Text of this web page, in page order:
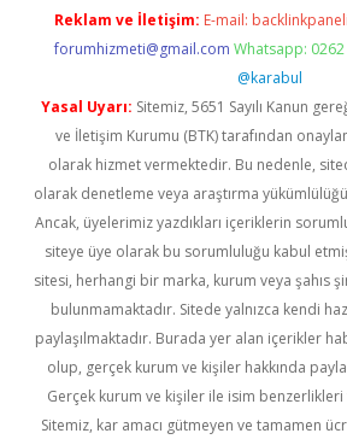
Reklam ve İletişim: E-mail:
forumhizmeti@gmail.com Whatsapp:
@karabul
Yasal Uyarı: Sitemiz, 5651 Sayılı Kanun
ve İletişim Kurumu (BTK) tarafından
olarak hizmet vermektedir. Bu nedenle,
olarak denetleme veya araştırma
Ancak, üyelerimiz yazdıkları içeriklerin
siteye üye olarak bu sorumluluğu kabul
sitesi, herhangi bir marka, kurum veya şahıs
bulunmamaktadır. Sitede yalnızca kendi
paylaşılmaktadır. Burada yer alan içerikler
olup, gerçek kurum ve kişiler hakkında
Gerçek kurum ve kişiler ile isim
Sitemiz, kar amacı gütmeyen ve tamamen